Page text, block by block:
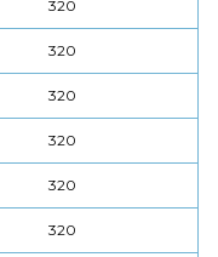
320
320
320
320
320
320